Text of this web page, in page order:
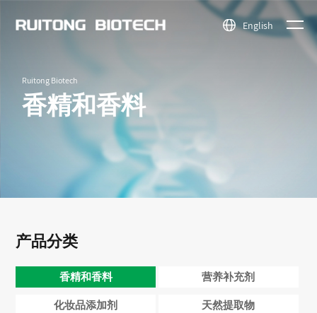
English
关于我
们
新闻中
心
产品中
心
体
其他精细
化学品
营养补充
剂
化妆品添
加剂
Ruitong Biotech
香精和香料
产品分类
香精和香料 营养补充剂
化妆品添加剂 天然提取物